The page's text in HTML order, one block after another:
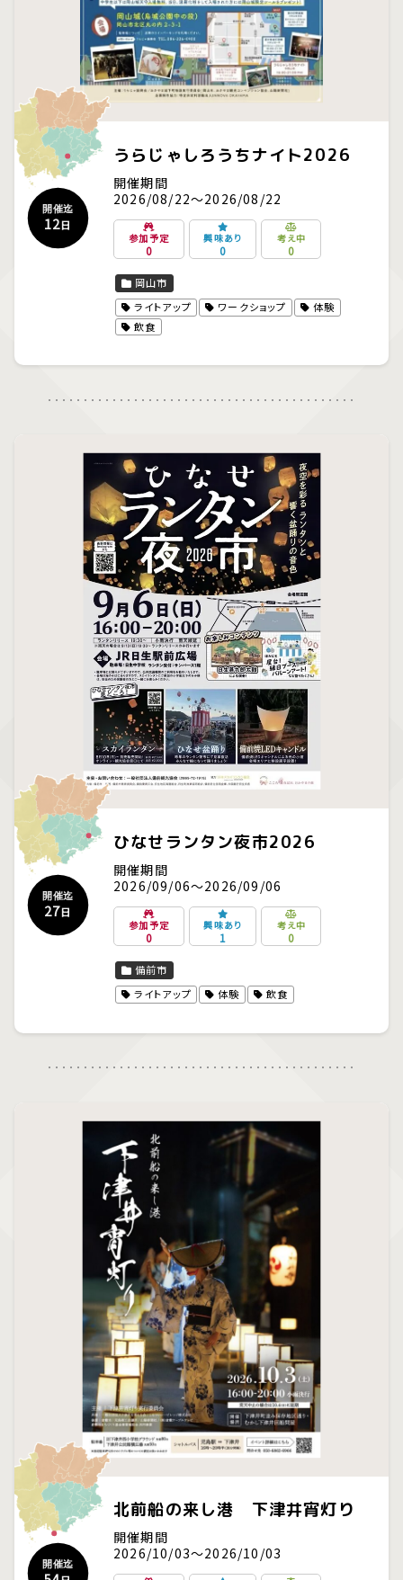
うらじゃしろうちナイト2026
開催迄
12日
開催期間
2026/08/22～2026/08/22
参加予定
0
興味あり
0
考え中
0
岡山市
ライトアップ
ワークショップ
体験
飲食
ひなせランタン夜市2026
開催迄
27日
開催期間
2026/09/06～2026/09/06
参加予定
0
興味あり
1
考え中
0
備前市
ライトアップ
体験 飲食
北前船の来し港 下津井宵灯り
開催迄
開催期間
2026/10/03～2026/10/03